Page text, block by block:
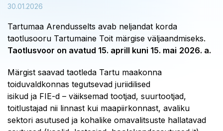
30.01.2026
Tartumaa Arendusselts avab neljandat korda
taotlusooru Tartumaine Toit märgise väljaandmiseks.
Taotlusvoor on avatud 15. aprill kuni 15. mai 2026. a.
Märgist saavad taotleda Tartu maakonna
toiduvaldkonnas tegutsevad juriidilised
isikud ja FIE-d – väiksemad tootjad, suurtootjad,
toitlustajad nii linnast kui maapiirkonnast, avaliku
sektori asutused ja kohalike omavalitsuste hallatavad